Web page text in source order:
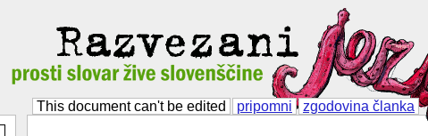
This document can't be edited pripomni zgodovina članka